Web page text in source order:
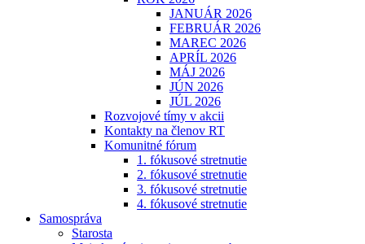
JANUÁR 2026
FEBRUÁR 2026
MAREC 2026
APRÍL 2026
MÁJ 2026
JÚN 2026
JÚL 2026
Rozvojové tímy v akcii
Kontakty na členov RT
Komunitné fórum
1. fókusové stretnutie
2. fókusové stretnutie
3. fókusové stretnutie
4. fókusové stretnutie
Samospráva
Starosta